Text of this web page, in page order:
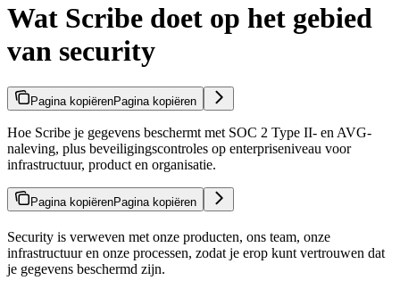
Wat Scribe doet op het gebied
van security
Pagina kopiërenPagina kopiëren
Hoe Scribe je gegevens beschermt met SOC 2 Type II- en AVG-
naleving, plus beveiligingscontroles op enterpriseniveau voor
infrastructuur, product en organisatie.
Pagina kopiërenPagina kopiëren
Security is verweven met onze producten, ons team, onze
infrastructuur en onze processen, zodat je erop kunt vertrouwen dat
je gegevens beschermd zijn.